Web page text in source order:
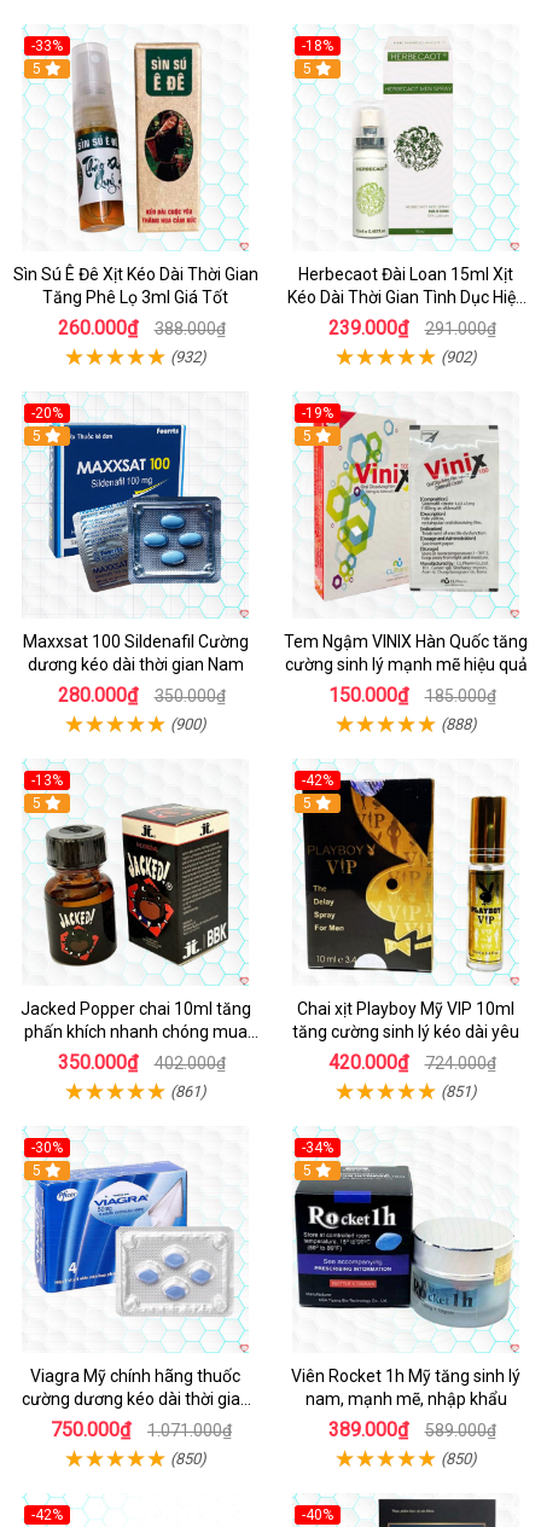
-33%
5
Sìn Sú Ê Đê Xịt Kéo Dài Thời Gian
Tăng Phê Lọ 3ml Giá Tốt
260.000₫ 388.000₫
(932)
-18%
5
Herbecaot Đài Loan 15ml Xịt
Kéo Dài Thời Gian Tình Dục Hiệu
Quả
239.000₫ 291.000₫
(902)
-20%
5
Maxxsat 100 Sildenafil Cường
dương kéo dài thời gian Nam
280.000₫ 350.000₫
(900)
-19%
5
Tem Ngậm VINIX Hàn Quốc tăng
cường sinh lý mạnh mẽ hiệu quả
150.000₫ 185.000₫
(888)
-13%
5
Jacked Popper chai 10ml tăng
phấn khích nhanh chóng mua
ngay
350.000₫ 402.000₫
(861)
-42%
5
Chai xịt Playboy Mỹ VIP 10ml
tăng cường sinh lý kéo dài yêu
420.000₫ 724.000₫
(851)
-30%
5
Viagra Mỹ chính hãng thuốc
cường dương kéo dài thời gian
cho Nam nhập khẩu chính ngạch
750.000₫ 1.071.000₫
(850)
-34%
5
Viên Rocket 1h Mỹ tăng sinh lý
nam, mạnh mẽ, nhập khẩu
389.000₫ 589.000₫
(850)
-42%
-40%